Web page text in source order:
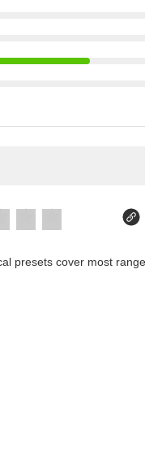
presets cover most